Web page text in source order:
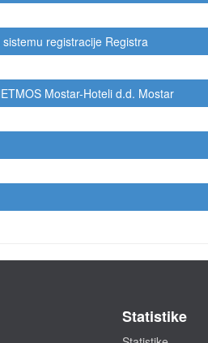
registracije Registra
Mostar-Hoteli d.d. Mostar
Statistike